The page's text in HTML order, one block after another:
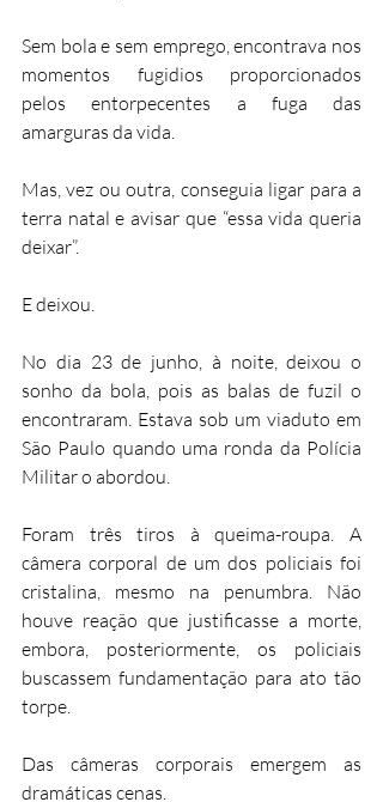
Sem bola e sem emprego, encontrava nos
momentos fugidios proporcionados
pelos entorpecentes a fuga das
amarguras da vida.
Mas, vez ou outra, conseguia ligar para a
terra natal e avisar que “essa vida queria
deixar”.
E deixou.
No dia 23 de junho, à noite, deixou o
sonho da bola, pois as balas de fuzil o
encontraram. Estava sob um viaduto em
São Paulo quando uma ronda da Polícia
Militar o abordou.
Foram três tiros à queima-roupa. A
câmera corporal de um dos policiais foi
cristalina, mesmo na penumbra. Não
houve reação que justificasse a morte,
embora, posteriormente, os policiais
buscassem fundamentação para ato tão
torpe.
Das câmeras corporais emergem as
dramáticas cenas.